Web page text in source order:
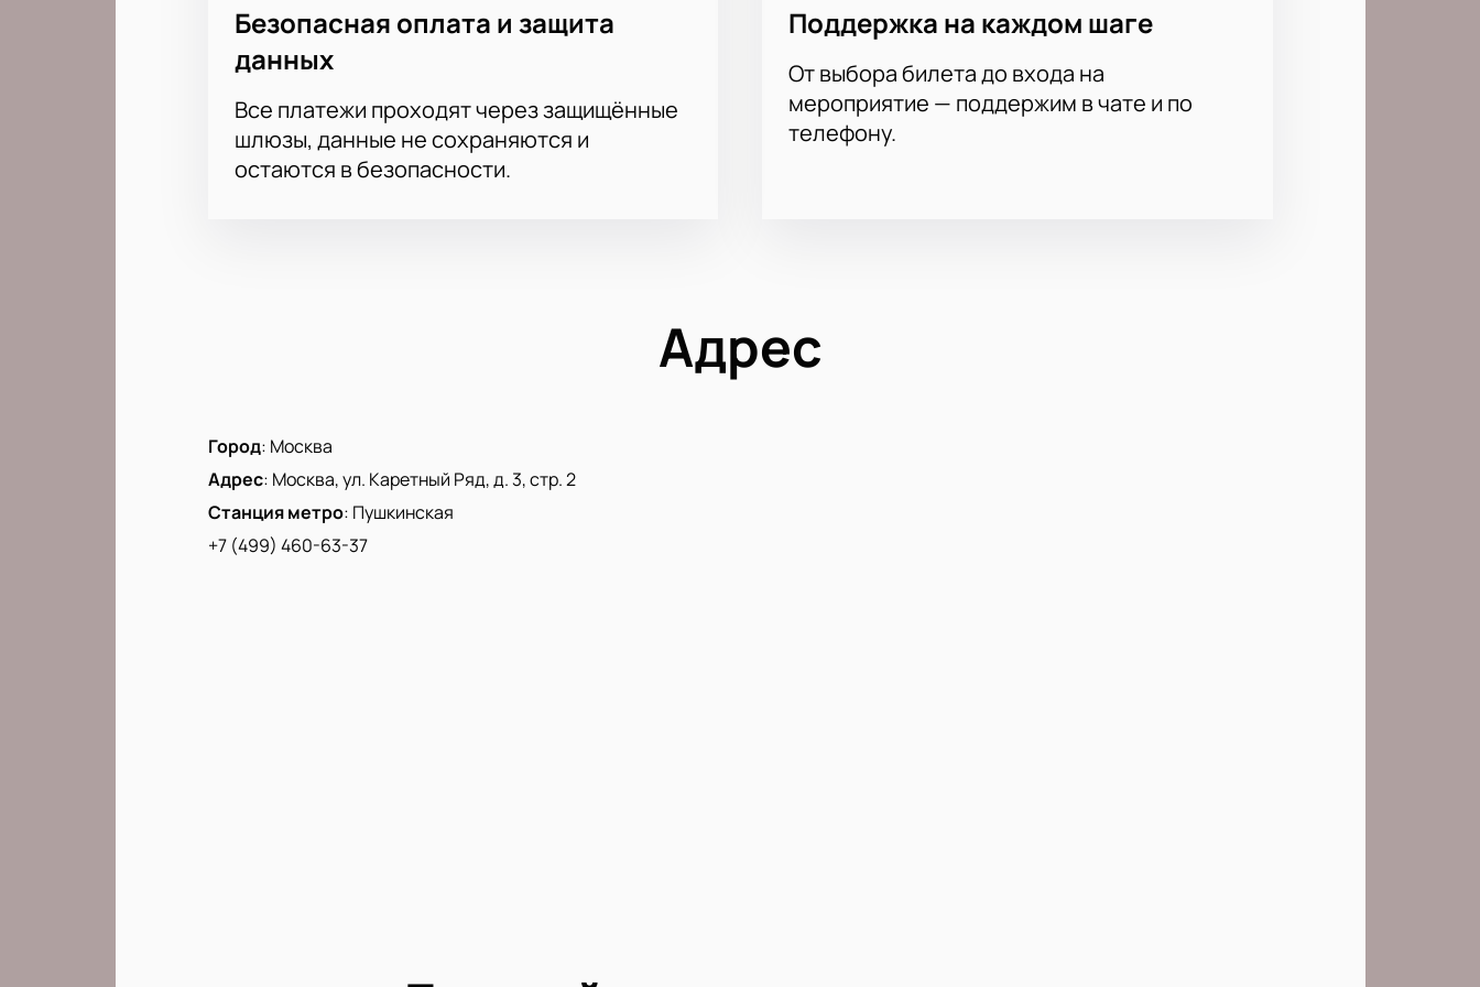
Безопасная оплата и защита
данных
Все платежи проходят через защищённые
шлюзы, данные не сохраняются и
остаются в безопасности.
Поддержка на каждом шаге
От выбора билета до входа на
мероприятие — поддержим в чате и по
телефону.
Адрес
Город: Москва
Адрес: Москва, ул. Каретный Ряд, д. 3, стр. 2
Станция метро: Пушкинская
+7 (499) 460-63-37